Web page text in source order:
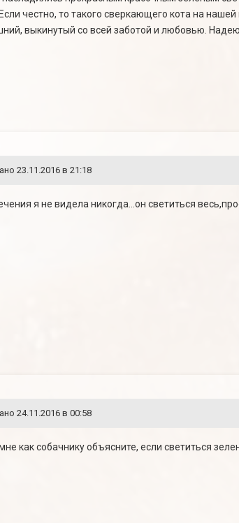
честно, то такого сверкающего кота на
выкинутый со всей заботой и любовью.
23.11.2016 в 21:18
я не видела никогда...он светиться
24.11.2016 в 00:58
как собачнику объясните, если светиться